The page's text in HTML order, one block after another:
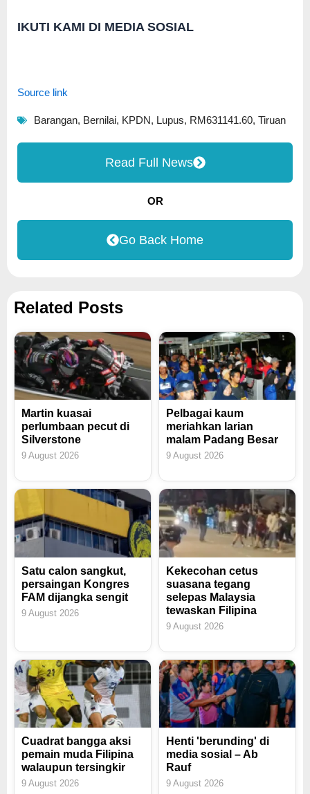
IKUTI KAMI DI MEDIA SOSIAL
Source link
Barangan, Bernilai, KPDN, Lupus, RM631141.60, Tiruan
Read Full News
OR
Go Back Home
Related Posts
Martin kuasai
perlumbaan pecut di
Silverstone
9 August 2026
Pelbagai kaum
meriahkan larian
malam Padang Besar
9 August 2026
Satu calon sangkut,
persaingan Kongres
FAM dijangka sengit
9 August 2026
Kekecohan cetus
suasana tegang
selepas Malaysia
tewaskan Filipina
9 August 2026
Cuadrat bangga aksi
pemain muda Filipina
walaupun tersingkir
9 August 2026
Henti 'berunding' di
media sosial – Ab
Rauf
9 August 2026